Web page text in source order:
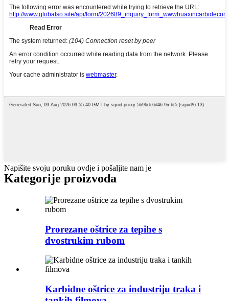
Napišite svoju poruku ovdje i pošaljite nam je
Kategorije proizvoda
Prorezane oštrice za tepihe s
dvostrukim rubom
Karbidne oštrice za industriju traka i